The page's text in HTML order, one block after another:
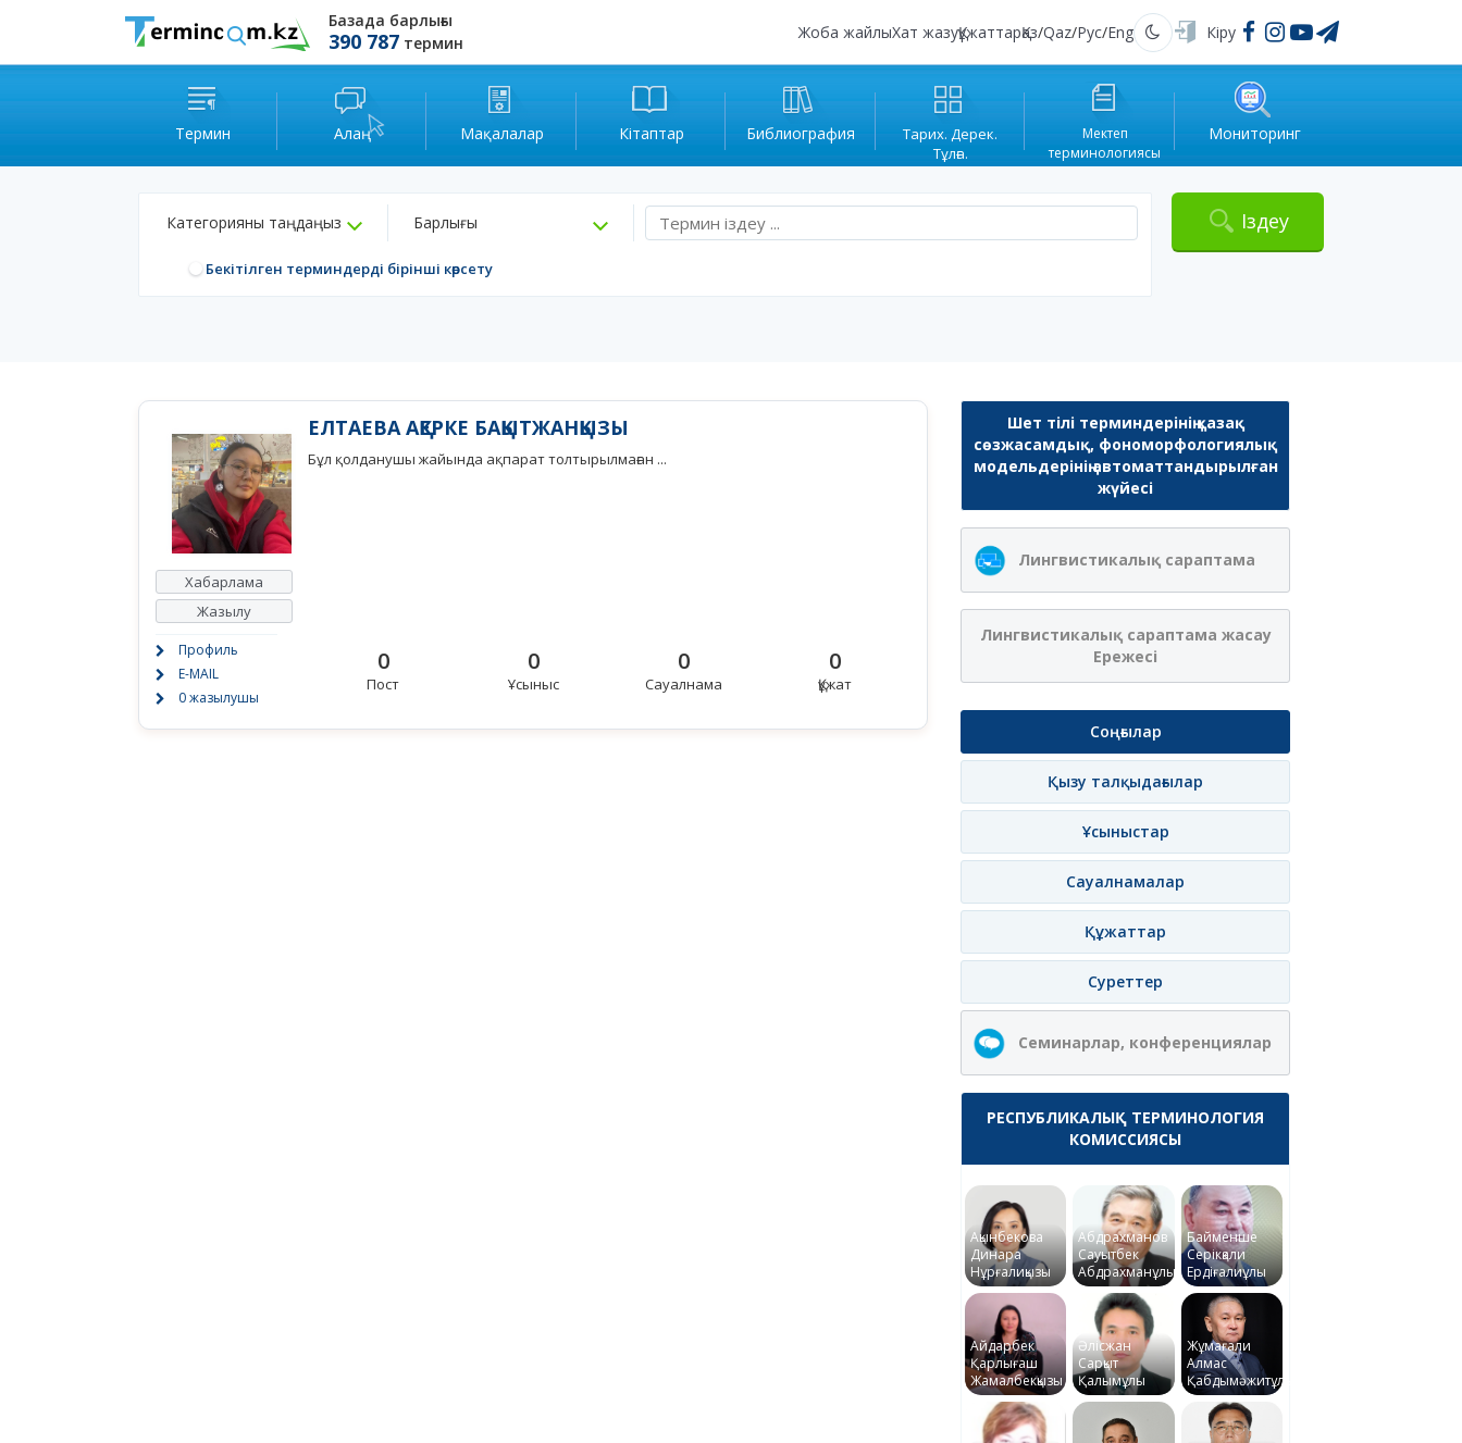
Базада барлығы
390 787 термин
Жоба жайлыХат жазуҚұжаттарҚаз/Qaz/Рус/Eng Қараңғы Кіру
Термин Алаң Мақалалар Кітаптар Библиография
Тарих. Дерек.
Тұлға.
Мектеп
терминологиясы
Мониторинг
Категорияны таңдаңыз Барлығы
Бекітілген терминдерді бірінші көрсету
Іздеу
Хабарлама
Жазылу
Профиль
E-MAIL
0 жазылушы
ЕЛТАЕВА АҚЕРКЕ БАҚЫТЖАНҚЫЗЫ
Бұл қолданушы жайында ақпарат толтырылмаған ...
0
Пост
0
Ұсыныс
0
Сауалнама
0
Құжат
Шет тілі терминдерінің қазақ
сөзжасамдық, фономорфологиялық
модельдерінің автоматтандырылған
жүйесі
Лингвистикалық сараптама
Лингвистикалық сараптама жасау
Ережесі
Соңғылар
Қызу талқыдағылар
Ұсыныстар
Сауалнамалар
Құжаттар
Суреттер
Семинарлар, конференциялар
РЕСПУБЛИКАЛЫҚ ТЕРМИНОЛОГИЯ
КОМИССИЯСЫ
Ақынбекова
Динара
Нұрғалиқызы
Абдрахманов
Сауытбек
Абдрахманұлы
Байменше
Серікқали
Ердіғалиұлы
Айдарбек
Қарлығаш
Жамалбекқызы
Әлісжан
Сарқыт
Қалымұлы
Жұмағали
Алмас
Қабдымәжитұлы